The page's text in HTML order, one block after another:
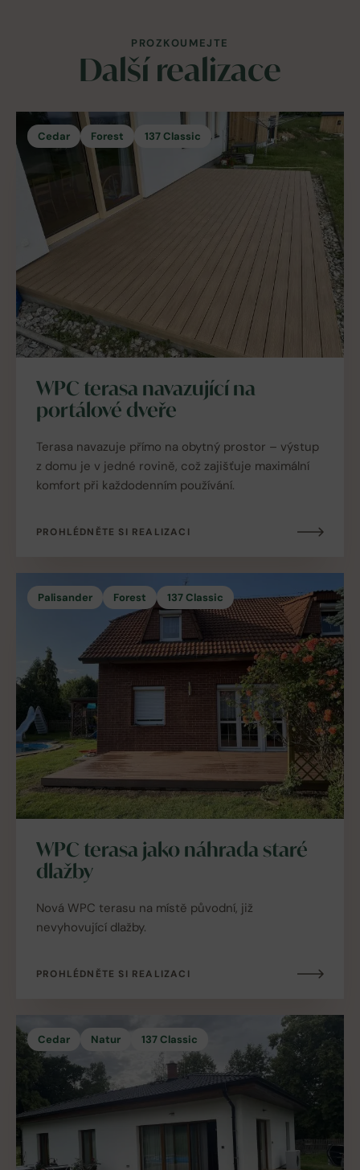
PROZKOUMEJTE
Další realizace
Cedar Forest 137 Classic
WPC terasa navazující na
portálové dveře
Terasa navazuje přímo na obytný prostor – výstup
z domu je v jedné rovině, což zajišťuje maximální
komfort při každodenním používání.
PROHLÉDNĚTE SI REALIZACI
Palisander Forest 137 Classic
WPC terasa jako náhrada staré
dlažby
Nová WPC terasu na místě původní, již
nevyhovující dlažby.
PROHLÉDNĚTE SI REALIZACI
Cedar Natur 137 Classic